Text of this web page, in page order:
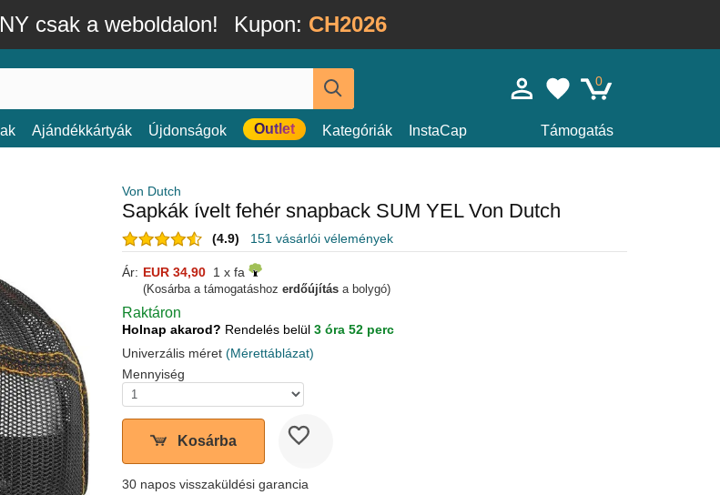
csak a weboldalon! Kupon: CH2026
0
Ajándékkártyák Újdonságok Outlet Kategóriák InstaCap Támogatás
Von Dutch
Sapkák ívelt fehér snapback SUM YEL Von Dutch
(4.9) 151 vásárlói vélemények
Ár: EUR 34,90 1 x fa
(Kosárba a támogatáshoz erdőújítás a bolygó)
Raktáron
Holnap akarod? Rendelés belül 3 óra 52 perc
Univerzális méret (Mérettáblázat)
Mennyiség
Kosárba
30 napos visszaküldési garancia